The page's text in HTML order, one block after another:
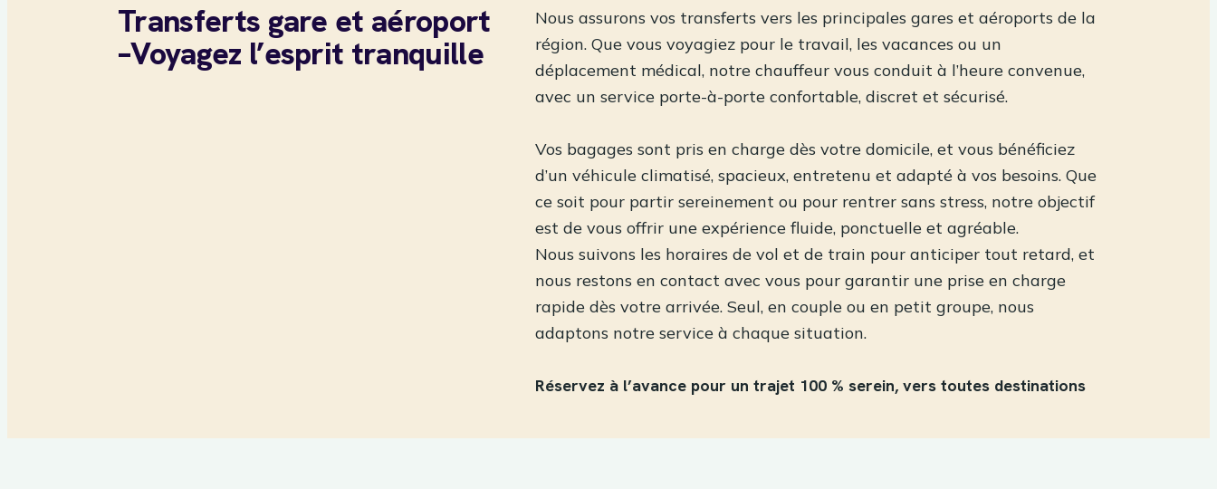
Transferts gare et aéroport
–Voyagez l’esprit tranquille
Nous assurons vos transferts vers les principales gares et aéroports de la
région. Que vous voyagiez pour le travail, les vacances ou un
déplacement médical, notre chauffeur vous conduit à l’heure convenue,
avec un service porte-à-porte confortable, discret et sécurisé.
Vos bagages sont pris en charge dès votre domicile, et vous bénéficiez
d’un véhicule climatisé, spacieux, entretenu et adapté à vos besoins. Que
ce soit pour partir sereinement ou pour rentrer sans stress, notre objectif
est de vous offrir une expérience fluide, ponctuelle et agréable.
Nous suivons les horaires de vol et de train pour anticiper tout retard, et
nous restons en contact avec vous pour garantir une prise en charge
rapide dès votre arrivée. Seul, en couple ou en petit groupe, nous
adaptons notre service à chaque situation.
Réservez à l’avance pour un trajet 100 % serein, vers toutes destinations